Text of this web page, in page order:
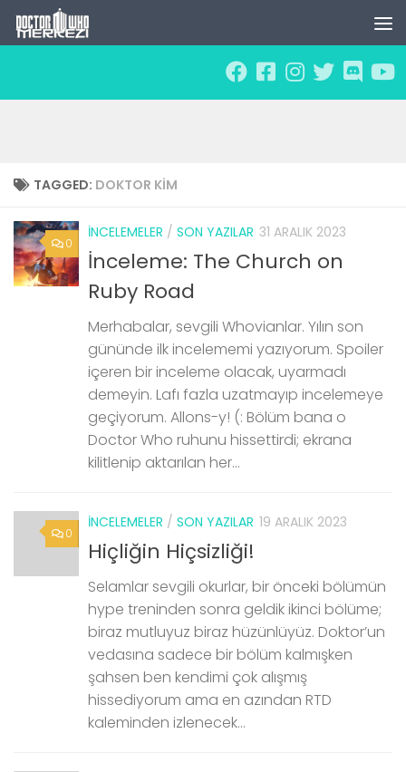
Skip to content
TAGGED: DOKTOR KIM
0
İNCELEMELER / SON YAZILAR 31 ARALIK 2023
İnceleme: The Church on
Ruby Road
Merhabalar, sevgili Whovianlar. Yılın son
gününde ilk incelememi yazıyorum. Spoiler
içeren bir inceleme olacak, uyarmadı
demeyin. Lafı fazla uzatmayıp incelemeye
geçiyorum. Allons-y! (: Bölüm bana o
Doctor Who ruhunu hissettirdi; ekrana
kilitlenip aktarılan her...
0
İNCELEMELER / SON YAZILAR 19 ARALIK 2023
Hiçliğin Hiçsizliği!
Selamlar sevgili okurlar, bir önceki bölümün
hype treninden sonra geldik ikinci bölüme;
biraz mutluyuz biraz hüzünlüyüz. Doktor’un
vedasına sadece bir bölüm kalmışken
şahsen ben kendimi çok alışmış
hissediyorum ama en azından RTD
kaleminden izlenecek...